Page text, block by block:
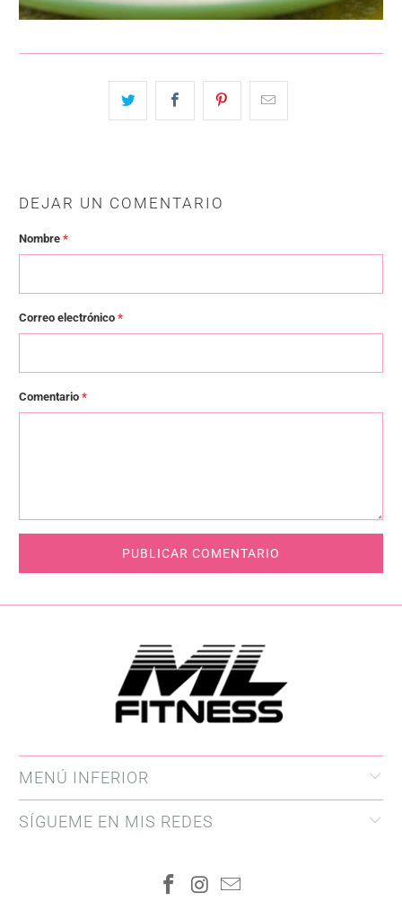
DEJAR UN COMENTARIO
Nombre*
Correo electrónico*
Comentario*
MENÚ INFERIOR
SÍGUEME EN MIS REDES